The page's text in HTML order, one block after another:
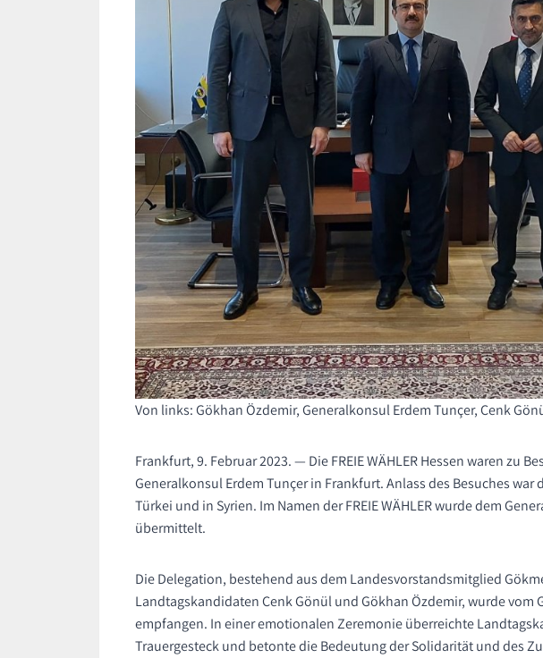
Von links: Gökhan Özdemir, Generalkonsul Erdem Tunçer, Cenk
Frankfurt, 9. Februar 2023. — Die FREIE WÄHLER Hessen waren zu
Generalkonsul Erdem Tunçer in Frankfurt. Anlass des Besuches war
Türkei und in Syrien. Im Namen der FREIE WÄHLER wurde dem
übermittelt.
Die Delegation, bestehend aus dem Landesvorstandsmitglied
Landtagskandidaten Cenk Gönül und Gökhan Özdemir, wurde vom
empfangen. In einer emotionalen Zeremonie überreichte
Trauergesteck und betonte die Bedeutung der Solidarität und des